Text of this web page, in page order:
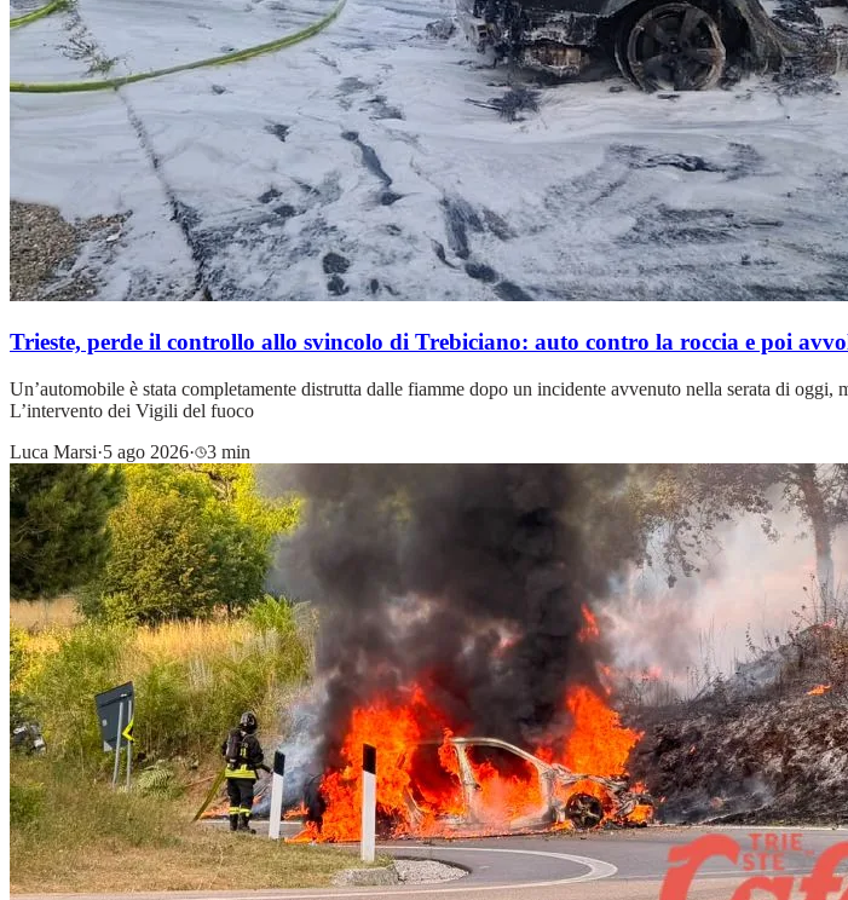
Trieste, perde il controllo allo svincolo di Trebiciano: auto contro la roccia e poi
Un’automobile è stata completamente distrutta dalle fiamme dopo un incidente avvenuto nella serata di
L’intervento dei Vigili del fuoco
Luca Marsi·5 ago 2026· 3 min